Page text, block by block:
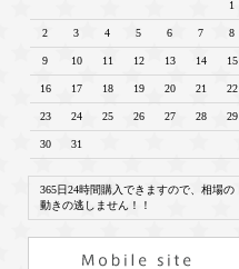
1
2 3 4 5 6 7 8
9 10 11 12 13 14 15
16 17 18 19 20 21 22
23 24 25 26 27 28 29
30 31
365日24時間購入できますので、相場の
動きの逃しません！！